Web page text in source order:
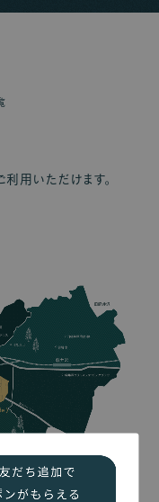
用いただけます。